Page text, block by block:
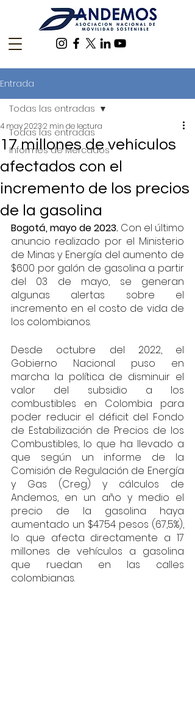
Entrada
Todas las entradas
Informes de Mercados
Todas las entradas
17 millones de vehículos
afectados con el
incremento de los precios
de la gasolina
4 may 20232 min de lectura
Bogotá, mayo de 2023. Con el último
anuncio realizado por el Ministerio
de Minas y Energía del aumento de
$600 por galón de gasolina a partir
del 03 de mayo, se generan
algunas alertas sobre el
incremento en el costo de vida de
los colombianos.
Desde octubre del 2022, el
Gobierno Nacional puso en
marcha la política de disminuir el
valor del subsidio a los
combustibles en Colombia para
poder reducir el déficit del Fondo
de Estabilización de Precios de los
Combustibles, lo que ha llevado a
que según un informe de la
Comisión de Regulación de Energía
y Gas (Creg) y cálculos de
Andemos, en un año y medio el
precio de la gasolina haya
aumentado un $4.754 pesos (67,5%),
lo que afecta directamente a 17
millones de vehículos a gasolina
que ruedan en las calles
colombianas.